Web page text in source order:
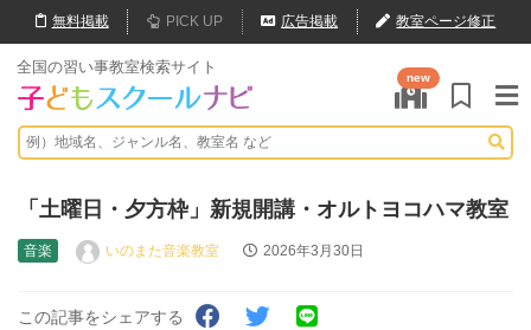
無料掲載 PICK UP 広告掲載 教室ページ修正
全国の習い事教室検索サイト
new
「土曜日・夕方枠」新規開講・オルトヨコハマ教室
音楽 いのまた音楽教室 2026年3月30日
この記事をシェアする